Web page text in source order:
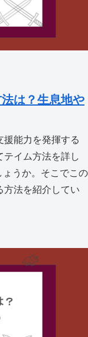
は？生息地や
能力を発揮する
イム方法を詳し
ょうか。そこでこの
方法を紹介してい